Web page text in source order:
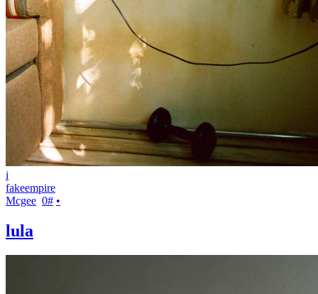
i
fakeempire
Mcgee 0# •
lula